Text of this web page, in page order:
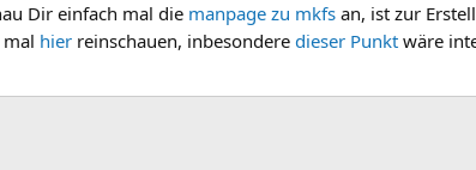
Dir einfach mal die manpage zu mkfs an, ist zur
hier reinschauen, inbesondere dieser Punkt wäre